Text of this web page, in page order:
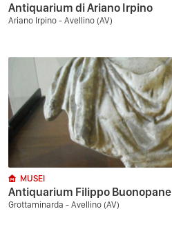
Antiquarium di Ariano Irpino
Ariano Irpino - Avellino (AV)
MUSEI
Antiquarium Filippo Buonopane
Grottaminarda - Avellino (AV)